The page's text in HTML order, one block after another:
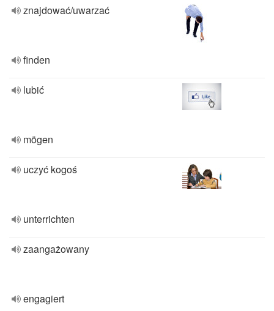
znajdować/uwarzać
finden
lubić
mögen
uczyć kogoś
unterrichten
zaangażowany
engagiert